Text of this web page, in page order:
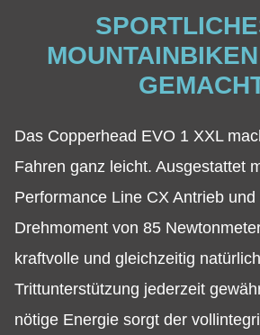
Das Copperhead EVO 1 XXL
Fahren ganz leicht. Ausgestattet
Performance Line CX Antrieb und
Drehmoment von 85
kraftvolle und gleichzeitig
Trittunterstützung jederzeit
nötige Energie sorgt der